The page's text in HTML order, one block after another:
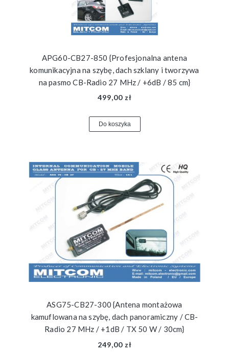
APG60-CB27-850 {Profesjonalna antena
komunikacyjna na szybę, dach szklany i tworzywa
na pasmo CB-Radio 27 MHz / +6dB / 85 cm}
499,00 zł
Do koszyka
ASG75-CB27-300 {Antena montażowa
kamuflowana na szybę, dach panoramiczny / CB-
Radio 27 MHz / +1dB / TX 50 W / 30cm}
249,00 zł